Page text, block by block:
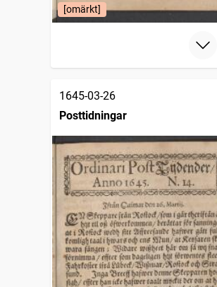
[omärkt]
1645-03-26
Posttidningar